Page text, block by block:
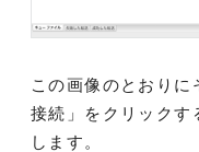
この画像のとおりに
接続」をクリックす
します。